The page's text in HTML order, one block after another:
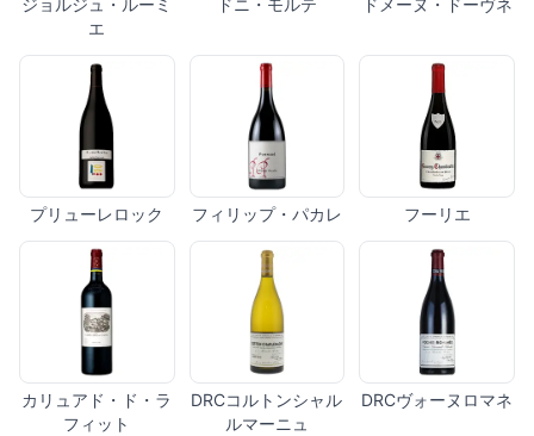
ジョルジュ・ルーミ
エ
ドニ・モルテ ドメーヌ・ドーヴネ
プリューレロック フィリップ・パカレ フーリエ
カリュアド・ド・ラ
フィット
DRCコルトンシャル
ルマーニュ
DRCヴォーヌロマネ